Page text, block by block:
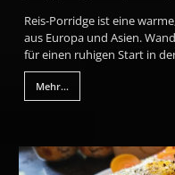
Reis-Porridge ist eine
aus Europa und Asien.
für einen ruhigen Start in
Mehr...